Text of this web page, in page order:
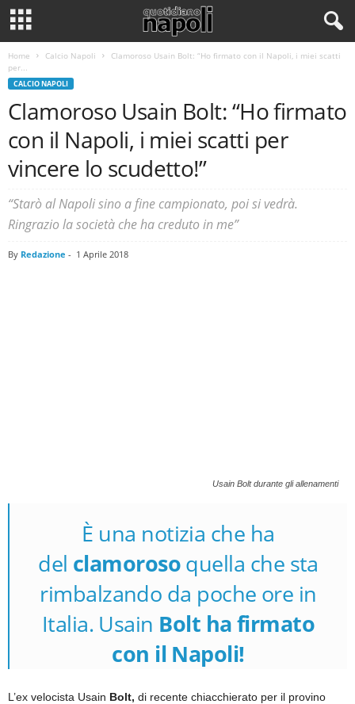
Home Calcio Napoli
Clamoroso Usain Bolt: “Ho firmato con il Napoli, i miei scatti
per...
CALCIO NAPOLI
Clamoroso Usain Bolt: “Ho firmato
con il Napoli, i miei scatti per
vincere lo scudetto!”
“Starò al Napoli sino a fine campionato, poi si vedrà.
Ringrazio la società che ha creduto in me”
By Redazione - 1 Aprile 2018
Usain Bolt durante gli allenamenti
È una notizia che ha
del clamorosoquella che sta
rimbalzando da poche ore in
Italia. Usain Bolt ha firmato
con il Napoli!
L’ex velocista Usain Bolt, di recente chiacchierato per il provino